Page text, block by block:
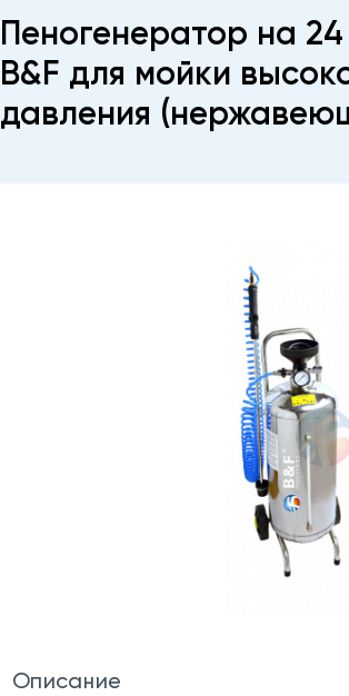
Пеногенератор на
B&F для мойки
давления
Описание